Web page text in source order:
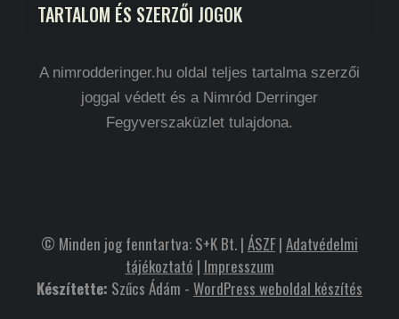
TARTALOM ÉS SZERZŐI JOGOK
A nimrodderinger.hu oldal teljes tartalma szerzői
joggal védett és a Nimród Derringer
Fegyverszaküzlet tulajdona.
© Minden jog fenntartva: S+K Bt. | ÁSZF| Adatvédelmi
tájékoztató | Impresszum
Készítette: Szűcs Ádám - WordPress weboldal készítés